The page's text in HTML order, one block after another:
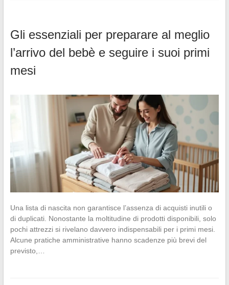
Gli essenziali per preparare al meglio
l’arrivo del bebè e seguire i suoi primi
mesi
Una lista di nascita non garantisce l’assenza di acquisti inutili o
di duplicati. Nonostante la moltitudine di prodotti disponibili, solo
pochi attrezzi si rivelano davvero indispensabili per i primi mesi.
Alcune pratiche amministrative hanno scadenze più brevi del
previsto,…